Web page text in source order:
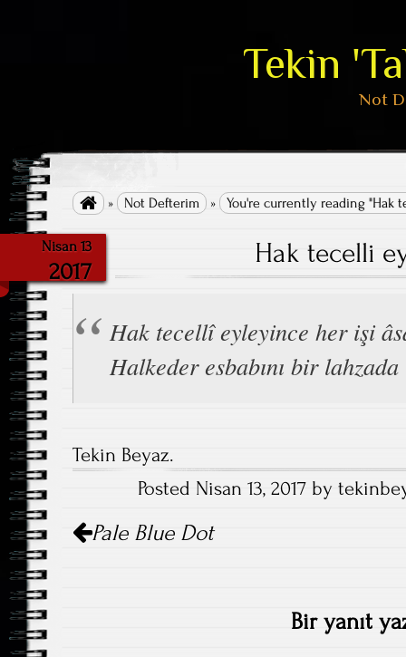
Tekin
Not
 » Not Defterim » You're currently reading "Hak
Nisan 13
2017
Hak tecelli
Hak tecellî eyleyince her işi
Halkeder esbabını bir
Tekin Beyaz.
Posted Nisan 13, 2017 by
navigation
Pale Blue Dot
Bir yanıt